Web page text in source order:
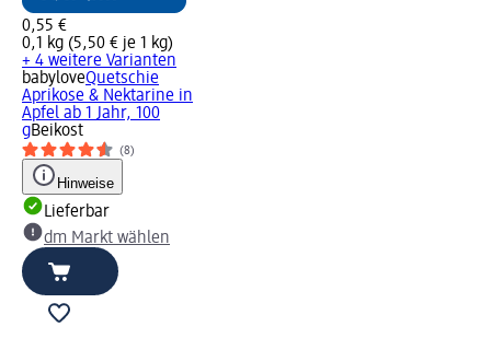
0,55 €
0,1 kg (5,50 € je 1 kg)
+ 4 weitere Varianten
babyloveQuetschie
Aprikose & Nektarine in
Apfel ab 1 Jahr, 100
gBeikost
(8)
Hinweise
Lieferbar
dm Markt wählen